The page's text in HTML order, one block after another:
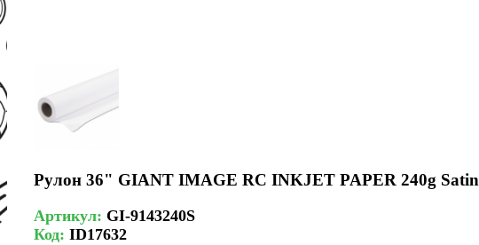
Рулон 36" GIANT IMAGE RC INKJET PAPER 240g Satin
Артикул: GI-9143240S
Код: ID17632